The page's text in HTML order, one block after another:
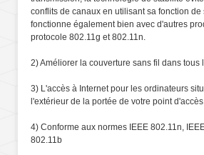
conflits de canaux en utilisant sa fonction de
fonctionne également bien avec d'autres
protocole 802.11g et 802.11n.
2) Améliorer la couverture sans fil dans tous
3) L'accès à Internet pour les ordinateurs
l'extérieur de la portée de votre point
4) Conforme aux normes IEEE 802.11n,
802.11b